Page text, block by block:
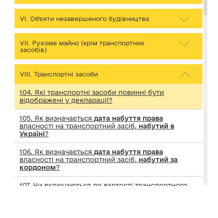
VІ. Об’єкти незавершеного будівництва
VІІ. Рухоме майно (крім транспортних
засобів)
VІІІ. Транспортні засоби
104. Які транспортні засоби повинні бути
відображені у декларації?
105. Як визначається дата набуття права
власності на транспортний засіб, набутий в
Україні?
106. Як визначається дата набуття права
власності на транспортний засіб, набутий за
кордоном?
107. Чи включаються до вартості транспортного